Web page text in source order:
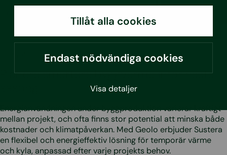
Tillåt alla cookies
Endast nödvändiga cookies
Visa detaljer
3.7.2026
Planera smartare byggvärme inför nästa
Energianvändningen under byggproduktion varierar kraftigt
mellan projekt, och ofta finns stor potential att minska både
kostnader och klimatpåverkan. Med Geolo erbjuder Sustera
en flexibel och energieffektiv lösning för temporär värme
och kyla, anpassad efter varje projekts behov.